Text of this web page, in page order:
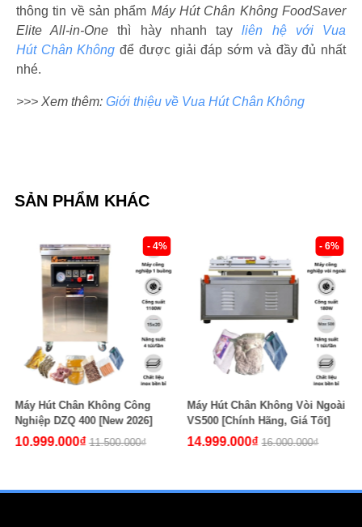
thông tin về sản phẩm Máy Hút Chân Không FoodSaver
Elite All-in-Onethì hày nhanh tayliên hệ với Vua
Hút Chân Không để được giải đáp sớm và đầy đủ nhất
nhé.
>>> Xem thêm: Giới thiệu về Vua Hút Chân Không
SẢN PHẨM KHÁC
- 4%
Máy Hút Chân Không Công
Nghiệp DZQ 400 [New 2026]
10.999.000₫ 11.500.000₫
- 6%
Máy Hút Chân Không Vòi Ngoài
VS500 [Chính Hãng, Giá Tốt]
14.999.000₫ 16.000.000₫